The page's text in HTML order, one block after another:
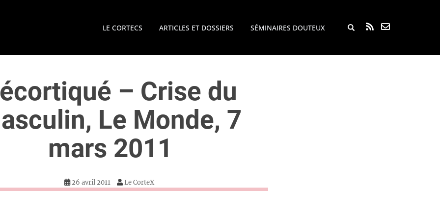
LE CORTECS ARTICLES ET DOSSIERS SÉMINAIRES DOUTEUX Rechercher...
– Crise du
Le Monde, 7
mars 2011
26 avril 2011 Le CorteX